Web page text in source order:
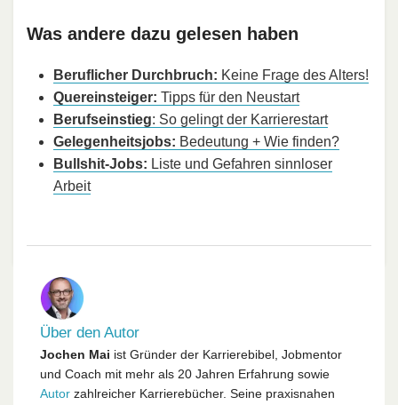
Was andere dazu gelesen haben
Beruflicher Durchbruch: Keine Frage des Alters!
Quereinsteiger: Tipps für den Neustart
Berufseinstieg: So gelingt der Karrierestart
Gelegenheitsjobs: Bedeutung + Wie finden?
Bullshit-Jobs: Liste und Gefahren sinnloser
Arbeit
Über den Autor
Jochen Mai ist Gründer der Karrierebibel, Jobmentor
und Coach mit mehr als 20 Jahren Erfahrung sowie
Autor zahlreicher Karrierebücher. Seine praxisnahen